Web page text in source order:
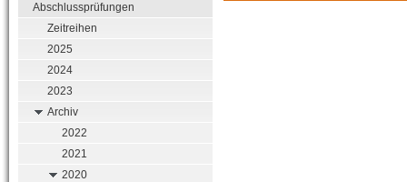
Abschlussprüfungen
Zeitreihen
2025
2024
2023
Archiv
2022
2021
2020